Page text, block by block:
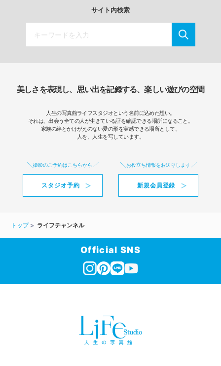
サイト内検索
美しさを表現し、思い出を記録する、楽しい遊びの空間
人生の写真館ライフスタジオという名前に込めた想い。
それは、出会う全ての人が生きている証を確認できる場所になること。
家族の絆とかけがえのない愛の形を実感できる場所として、
人を、人生を写しています。
撮影のご予約はこちらから
スタジオ予約
お役立ち情報をお送りします
新規会員登録
トップ ライフチャンネル
Official SNS